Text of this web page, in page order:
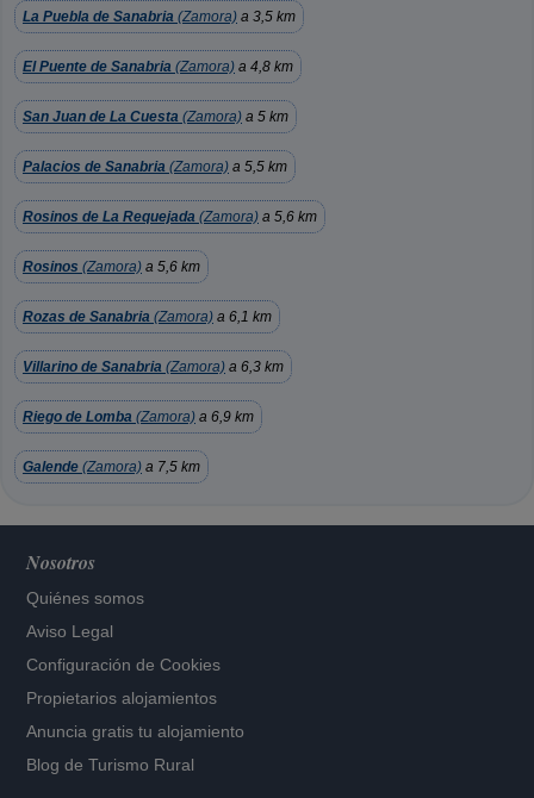
La Puebla de Sanabria (Zamora) a 3,5 km
El Puente de Sanabria (Zamora) a 4,8 km
San Juan de La Cuesta (Zamora) a 5 km
Palacios de Sanabria (Zamora) a 5,5 km
Rosinos de La Requejada (Zamora) a 5,6 km
Rosinos (Zamora) a 5,6 km
Rozas de Sanabria (Zamora) a 6,1 km
Villarino de Sanabria (Zamora) a 6,3 km
Riego de Lomba (Zamora) a 6,9 km
Galende (Zamora) a 7,5 km
Nosotros
Quiénes somos
Aviso Legal
Configuración de Cookies
Propietarios alojamientos
Anuncia gratis tu alojamiento
Blog de Turismo Rural